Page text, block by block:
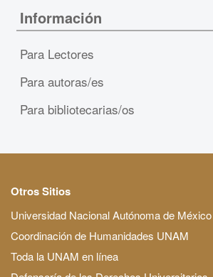
Información
Para Lectores
Para autoras/es
Para bibliotecarias/os
Otros Sitios
Universidad Nacional Autónoma de México
Coordinación de Humanidades UNAM
Toda la UNAM en línea